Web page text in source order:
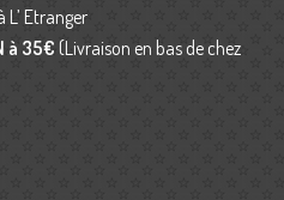
L’ Etranger
à 35€ (Livraison en bas de chez